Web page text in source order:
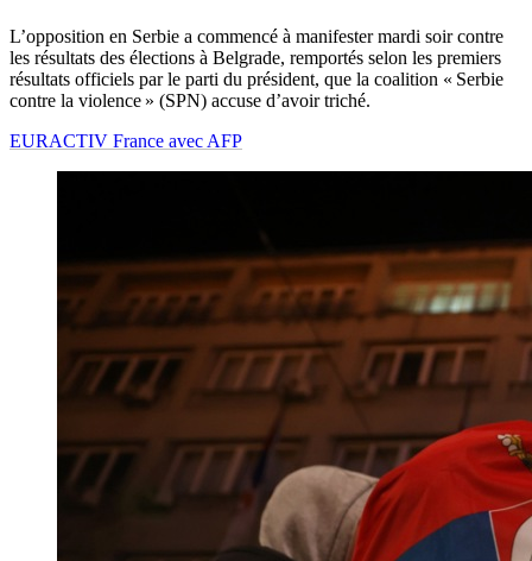
L’opposition en Serbie a commencé à manifester mardi soir contre
les résultats des élections à Belgrade, remportés selon les premiers
résultats officiels par le parti du président, que la coalition « Serbie
contre la violence » (SPN) accuse d’avoir triché.
EURACTIV France avec AFP